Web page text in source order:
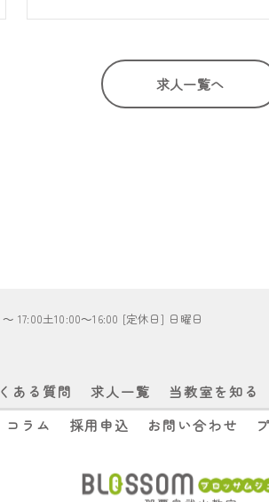
求人一覧へ
17:00土10:00～16:00 [定休日] 日曜日
ある質問 求人一覧 当教室を知る
コラム 採用申込 お問い合わせ